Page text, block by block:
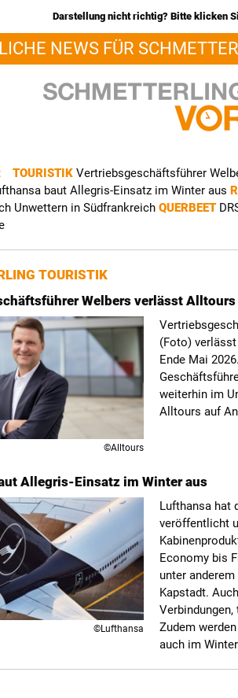
Darstellung nicht richtig? Bitte klicken
NEWS FÜR
TOURISTIK Vertriebsgeschäftsführer
baut Allegris-Einsatz im Winter aus
Unwettern in Südfrankreich QUERBEET
TOURISTIK
Welbers verlässt Alltours
©Alltours
(Foto)
Ende Mai
weiterhin im
Alltours auf
Allegris-Einsatz im Winter aus
©Lufthansa
Lufthansa hat
veröffentlicht
Economy bis
unter
Kapstadt.
Zudem
auch im